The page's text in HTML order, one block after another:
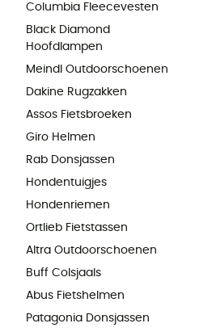
Columbia Fleecevesten
Black Diamond
Hoofdlampen
Meindl Outdoorschoenen
Dakine Rugzakken
Assos Fietsbroeken
Giro Helmen
Rab Donsjassen
Hondentuigjes
Hondenriemen
Ortlieb Fietstassen
Altra Outdoorschoenen
Buff Colsjaals
Abus Fietshelmen
Patagonia Donsjassen